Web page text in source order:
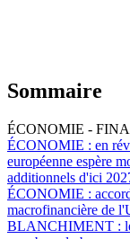
Sommaire
ÉCONOMIE -
ÉCONOMIE : en
européenne espère
additionnels d'ici
ÉCONOMIE :
macrofinancière de
BLANCHIMENT :